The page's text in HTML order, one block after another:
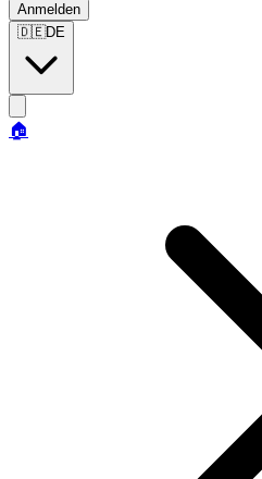
Anmelden
🇩🇪DE
🏠